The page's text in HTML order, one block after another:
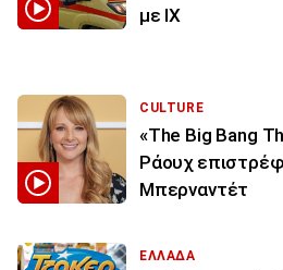
με ΙΧ
CULTURE
«The Big Bang
Ράουχ
Μπερναντέτ
ΕΛΛΑΔΑ